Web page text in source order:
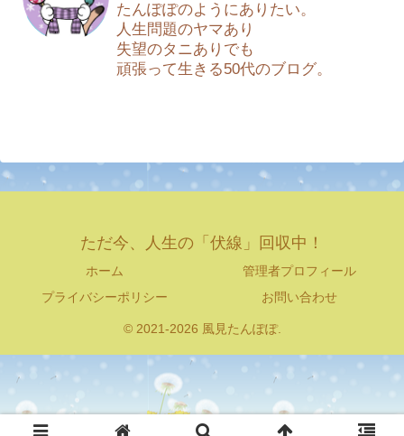
たんぽぽのようにありたい。
人生問題のヤマあり
失望のタニありでも
頑張って生きる50代のブログ。
ただ今、人生の「伏線」回収中！
ホーム
管理者プロフィール
プライバシーポリシー
お問い合わせ
© 2021-2026 風見たんぽぽ.